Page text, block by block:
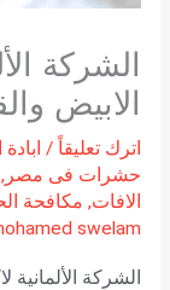
الشركة
الابيض
اترك تعليقاً /
حشرات فى مصر ,
الافات, مكافحة
swelam
الشركة